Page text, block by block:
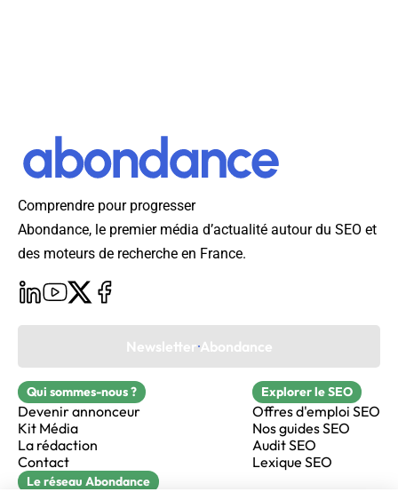
Comprendre pour progresser
Abondance, le premier média d’actualité autour du SEO et
des moteurs de recherche en France.
Newsletter Abondance
Qui sommes-nous ?
Devenir annonceur
Kit Média
La rédaction
Contact
Explorer le SEO
Offres d'emploi SEO
Nos guides SEO
Audit SEO
Lexique SEO
Le réseau Abondance